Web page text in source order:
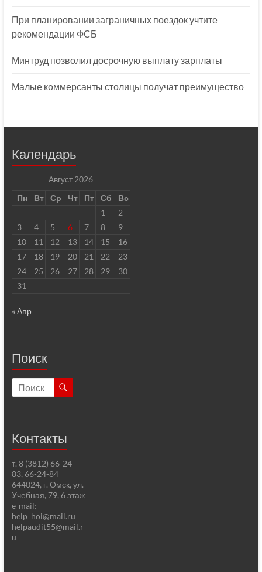
При планировании заграничных поездок учтите
рекомендации ФСБ
Минтруд позволил досрочную выплату зарплаты
Малые коммерсанты столицы получат преимущество
Календарь
Август 2026
Пн
Вт Ср Чт Пт Сб
Вс
1
2
3
4 5 6 7 8
9
10
11 12 13 14 15
16
17
18 19 20 21 22
23
24
25 26 27 28 29
30
31
« Апр
Поиск
Контакты
т. 8 (3812) 66-24-
83, 66-24-84
644024, г. Омск, ул.
Учебная, 79, 6 этаж
e-mail:
help_hoi@mail.ru
helpaudit55@mail.r
u